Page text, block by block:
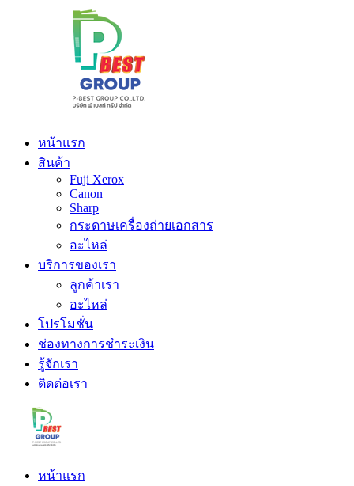
หน้าแรก
สินค้า
Fuji Xerox
Canon
Sharp
กระดาษเครื่องถ่ายเอกสาร
อะไหล่
บริการของเรา
ลูกค้าเรา
อะไหล่
โปรโมชั่น
ช่องทางการชำระเงิน
รู้จักเรา
ติดต่อเรา
หน้าแรก